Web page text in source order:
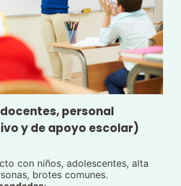
personal
y de apoyo escolar)
con niños, adolescentes, alta
brotes comunes.